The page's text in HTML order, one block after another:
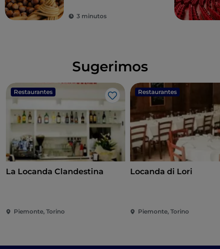
3 minutos
Sugerimos
Restaurantes
Me gusta
La Locanda Clandestina
Piemonte, Torino
Restaurantes
Locanda di Lori
Piemonte, Torino